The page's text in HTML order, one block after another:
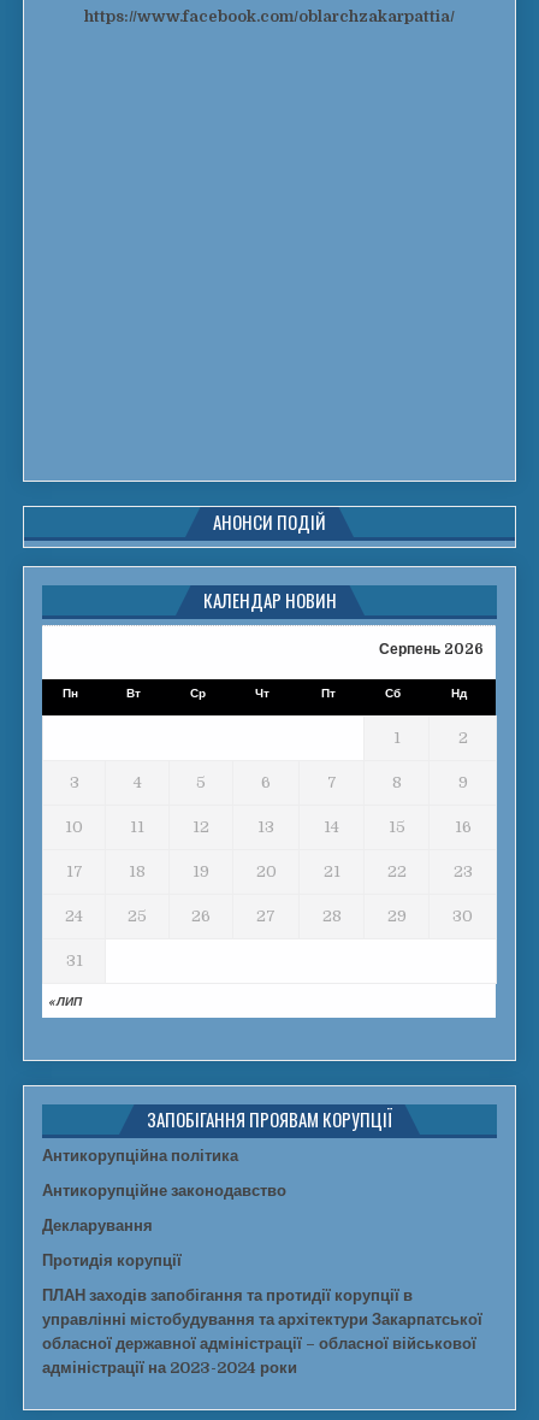
https://www.facebook.com/oblarchzakarpattia/
АНОНСИ ПОДІЙ
КАЛЕНДАР НОВИН
Серпень 2026
Пн Вт Ср Чт Пт Сб Нд
« ЛИП
1 2
3 4 5 6 7 8 9
10 11 12 13 14 15 16
17 18 19 20 21 22 23
24 25 26 27 28 29 30
31
ЗАПОБІГАННЯ ПРОЯВАМ КОРУПЦІЇ
Антикорупційна політика
Антикорупційне законодавство
Декларування
Протидія корупції
ПЛАН заходів запобігання та протидії корупції в
управлінні містобудування та архітектури Закарпатської
обласної державної адміністрації – обласної військової
адміністрації на 2023-2024 роки